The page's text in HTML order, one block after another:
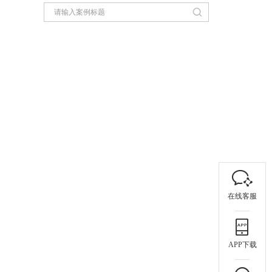
在线客服
APP下载